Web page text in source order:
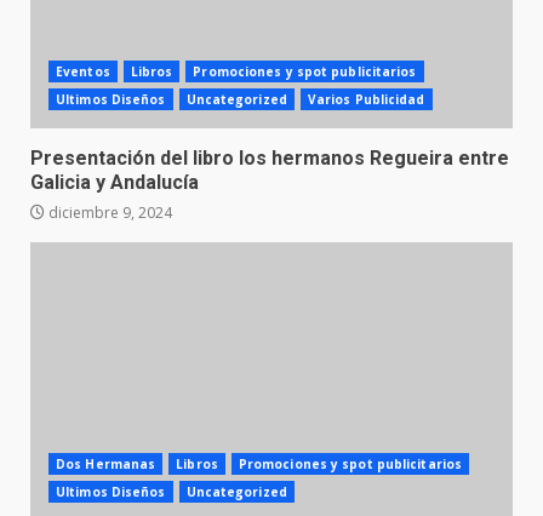
Eventos Libros
Promociones y spot publicitarios
Ultimos Diseños
Uncategorized Varios Publicidad
Presentación del libro los hermanos Regueira entre
Galicia y Andalucía
diciembre 9, 2024
Dos Hermanas Libros
Promociones y spot publicitarios
Ultimos Diseños
Uncategorized